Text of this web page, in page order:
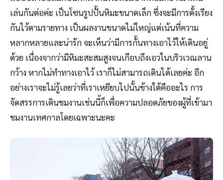
เล่นกันต่อค่ะ เป็นโซนรูปปั้นหิมะขนาดเล็ก ซึ่งจะมีการตั้งเรียง
กันไว้ตามรายทาง เป็นผลงานขนาดไม่ใหญ่แต่เน้นที่ความ
หลากหลายและน่ารัก จะเห็นว่ามีการกั้นทางเอาไว้ให้เดินอยู่
ด้วย เนื่องจากว่ามีหิมะสะสมสูงจนเกือบถึงเอวในบริวเวณลาน
กว้าง หากไม่ทำทางเอาไว้ เราก็ไม่สามารถเดินได้เลยค่ะ อีก
อย่างเราจะไม่รู้เลยว่าที่เราเหยียบไปนั้นข้างใต้คืออะไร การ
จัดสรรการเดินชมงานเช่นนี้ก็เพื่อความปลอดภัยของผู้ที่เข้ามา
ชมงานเทศกาลโดยเฉพาะนะคะ